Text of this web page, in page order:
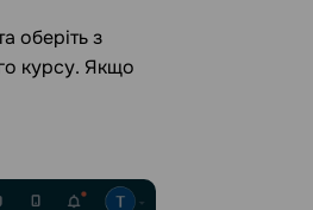
оберіть з
курсу. Якщо